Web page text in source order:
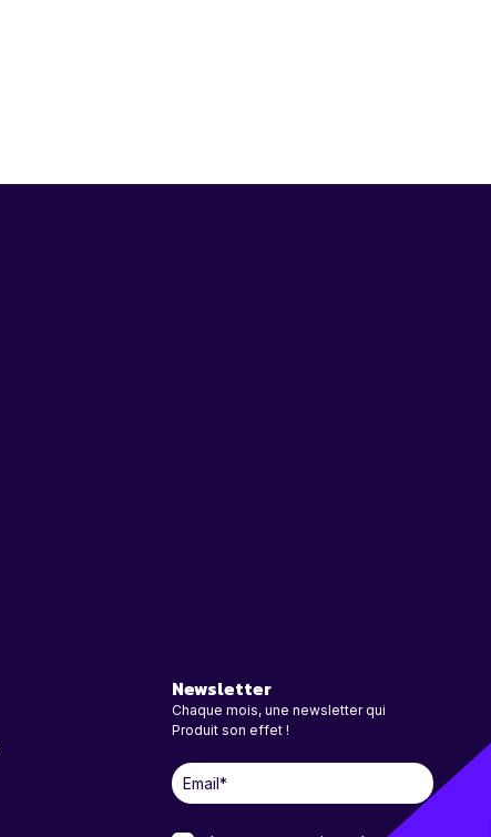
Newsletter
Chaque mois, une newsletter qui
Produit son effet !